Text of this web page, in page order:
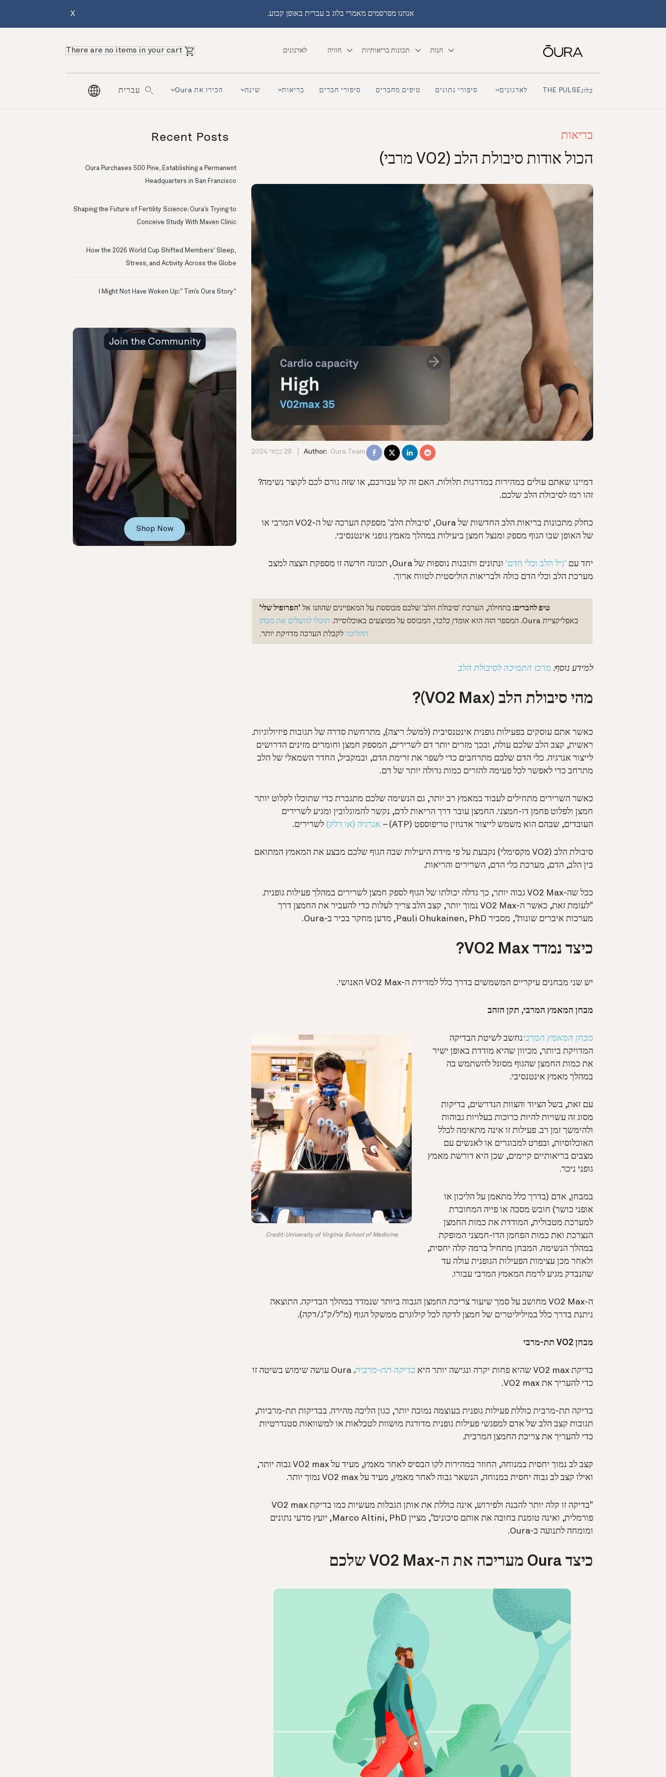
אנחנו מפרסמים מאמרי בלוג ב עברית באופן קבוע. X
חנות תכונות בריאותיות חוויה לארגונים There are no items in your cart
בלוגTHE PULSE הכירו את Oura שינה בריאות סיפורי חברים טיפים מחברים סיפורי נתונים לארגונים עברית
בריאות
הכול אודות סיבולת הלב (VO2 מרבי)
Author: Oura Team 28 במאי 2024
דמיינו שאתם עולים במהירות במדרגות תלולות. האם זה קל עבורכם, או שזה גורם לכם לקוצר נשימה?
זהו רמז לסיבולת הלב שלכם.
כחלק מתכונות בריאות הלב החדשות של Oura, 'סיבולת הלב' מספקת הערכה של ה-VO2 המרבי או
של האופן שבו הגוף מספק ומנצל חמצן ביעילות במהלך מאמץ גופני אינטנסיבי.
יחד עם 'גיל הלב וכלי הדם'
ונתונים ותובנות נוספות של Oura, תכונה חדשה זו מספקת הצצה למצב
מערכת הלב וכלי הדם כולה ולבריאות הוליסטית לטווח ארוך.
טיפ לחברים: בתחילה, הערכת 'סיבולת הלב' שלכם מבוססת על המאפיינים שהוזנו אל 'הפרופיל שלי'
באפליקציית Oura. המספר הזה הוא
אומדן בלבד, המבוסס על ממוצעים באוכלוסייה. תוכלו להשלים את מבחן
ההליכה לקבלת הערכה מדויקת יותר.
למידע נוסף: מרכז התמיכה לסיבולת הלב
מהי סיבולת הלב (VO2 Max)?
כאשר אתם עוסקים בפעילות גופנית אינטנסיבית (למשל: ריצה), מתרחשת סדרה של תגובות פיזיולוגיות.
ראשית, קצב הלב שלכם עולה, ובכך מזרים יותר דם לשרירים, המספק חמצן וחומרים מזינים הדרושים
לייצור אנרגיה. כלי הדם שלכם מתרחבים כדי לשפר את זרימת הדם, ובמקביל, החדר השמאלי של הלב
מתרחב כדי לאפשר לכל פעימה להזרים כמות גדולה יותר של דם.
כאשר השרירים מתחילים לעבוד במאמץ רב יותר, גם הנשימה שלכם מתגברת כדי שתוכלו לקלוט יותר
חמצן ולפלוט פחמן דו-חמצני. החמצן עובר דרך הריאות לדם, נקשר להמוגלובין ומגיע לשרירים
העובדים, שבהם הוא משמש לייצור אדנוזין טריפוספט (ATP) –
אנרגיה (או דלק) לשרירים.
סיבולת הלב (VO2 מקסימלי) נקבעת על פי מידת היעילות שבה הגוף שלכם מבצע את המאמץ המתואם
בין הלב, הדם, מערכת כלי הדם, השרירים והריאות.
ככל שה-VO2 Max גבוה יותר, כך גדלה יכולתו של הגוף לספק חמצן לשרירים במהלך פעילות גופנית.
"לעומת זאת, כאשר ה-VO2 Max נמוך יותר, קצב הלב צריך לעלות כדי להעביר את החמצן דרך
מערכות איברים שונות", מסביר Pauli Ohukainen, PhD, מדען מחקר בכיר ב-Oura.
כיצד נמדד VO2 Max?
יש שני מבחנים עיקריים המשמשים בדרך כלל למדידת ה-VO2 Max האנושי.
מבחן המאמץ המרבי, תקן הזהב
Credit: University of Virginia School of Medicine
מבחן המאמץ המרבינחשב לשיטת הבדיקה
המדויקת ביותר, מכיוון שהיא מודדת באופן ישיר
את כמות החמצן שהגוף מסוגל להשתמש בה
במהלך מאמץ אינטנסיבי.
עם זאת, בשל הציוד והצוות הנדרשים, בדיקות
מסוג זה עשויות להיות כרוכות בעלויות גבוהות
ולהימשך זמן רב. פעילות זו אינה מתאימה לכלל
האוכלוסיות, ובפרט למבוגרים או לאנשים עם
מצבים בריאותיים קיימים, שכן היא דורשת מאמץ
גופני ניכר.
במבחן, אדם (בדרך כלל מתאמן על הליכון או
אופני כושר) חובש מסכה או פייה המחוברת
למערכת מטבולית, המודדת את כמות החמצן
הנצרכת ואת כמות הפחמן הדו-חמצני המופקת
במהלך הנשימה. המבחן מתחיל ברמה קלה יחסית,
ולאחר מכן עצימות הפעילות הגופנית עולה עד
שהנבדק מגיע לרמת המאמץ המרבי עבורו.
ה-VO2 Max מחושב על סמך שיעור צריכת החמצן הגבוה ביותר שנמדד במהלך הבדיקה. התוצאה
ניתנת בדרך כלל במיליליטרים של חמצן לדקה לכל קילוגרם ממשקל הגוף (מ"ל/ק"ג/דקה).
מבחן VO2 תת-מרבי
בדיקת VO2 max שהיא פחות יקרה ונגישה יותר היא בדיקה תת-מרבית
. Oura עושה שימוש בשיטה זו
כדי להעריך את VO2 max.
בדיקה תת-מרבית כוללת פעילות גופנית בעוצמה נמוכה יותר, כגון הליכה מהירה. בבדיקות תת-מרביות,
תגובות קצב הלב של אדם למפגשי פעילות גופנית מדורגת מושוות לטבלאות או למשוואות סטנדרטיות
כדי להעריך את צריכת החמצן המרבית.
קצב לב נמוך יחסית במנוחה, החוזר במהירות לקו הבסיס לאחר מאמץ, מעיד על VO2 max גבוה יותר,
ואילו קצב לב גבוה יחסית במנוחה, הנשאר גבוה לאחר מאמץ, מעיד על VO2 max נמוך יותר.
"בדיקה זו קלה יותר להבנה ולפירוש, אינה כוללת את אותן הגבלות מעשיות כמו בדיקת VO2 max
פורמלית, ואינה טומנת בחובה את אותם סיכונים", מציין Marco Altini, PhD, יועץ מדעי נתונים
ומומחה לתנועה ב-Oura.
כיצד Oura מעריכה את ה-VO2 Max שלכם
Recent Posts
Oura Purchases 500 Pine, Establishing a Permanent
Headquarters in San Francisco
Shaping the Future of Fertility Science: Oura’s Trying to
Conceive Study With Maven Clinic
How the 2026 World Cup Shifted Members' Sleep,
Stress, and Activity Across the Globe
“I Might Not Have Woken Up:” Tim’s Oura Story
Join the Community
Shop Now